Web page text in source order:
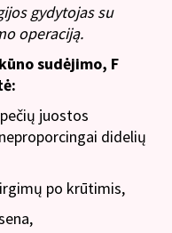
gydytojas su
operaciją.
sudėjimo, F
juostos
didelių
po krūtimis,